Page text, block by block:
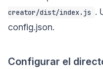
creator/dist/index.js .
config.json.
Configurar el